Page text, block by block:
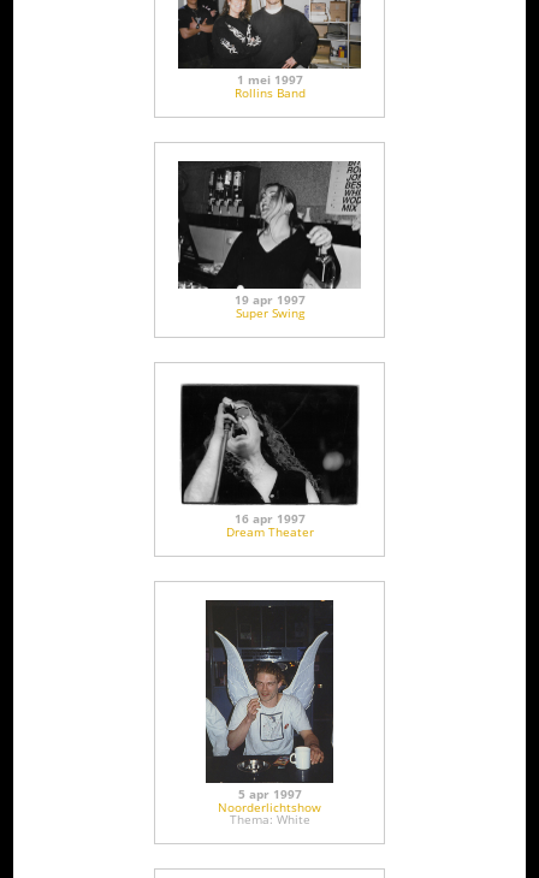
1 mei 1997
Rollins Band
19 apr 1997
Super Swing
16 apr 1997
Dream Theater
5 apr 1997
Noorderlichtshow
Thema: White